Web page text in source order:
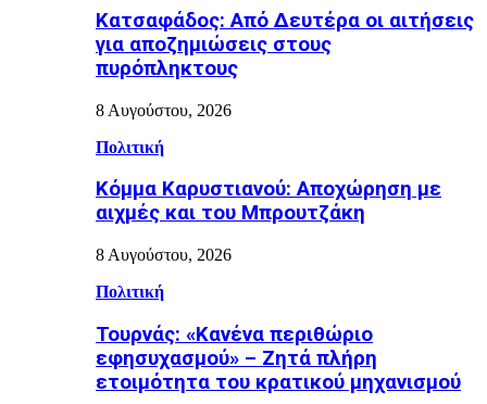
Κατσαφάδος: Από Δευτέρα οι αιτήσεις
για αποζημιώσεις στους
πυρόπληκτους
8 Αυγούστου, 2026
Πολιτική
Κόμμα Καρυστιανού: Αποχώρηση με
αιχμές και του Μπρουτζάκη
8 Αυγούστου, 2026
Πολιτική
Τουρνάς: «Κανένα περιθώριο
εφησυχασμού» – Ζητά πλήρη
ετοιμότητα του κρατικού μηχανισμού